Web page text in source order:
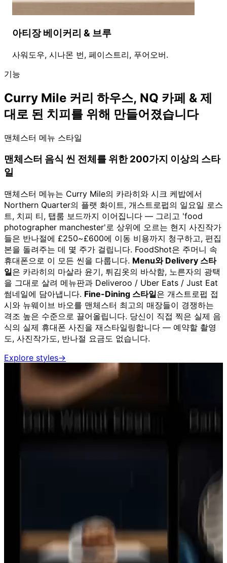
아티장 베이커리 & 브루
사워도우, 시나몬 번, 페이스트리, 푸어오버.
기능
Curry Mile 커리 하우스, NQ 카페 & 제
대로 된 치피를 위해 만들어졌습니다
맨체스터 메뉴 스타일
맨체스터 음식 씬 전체를 위한 200가지 이상의 스타
일
맨체스터 메뉴는 Curry Mile의 카라히와 시크 케밥에서
Northern Quarter의 플랫 화이트, 개스트로펍의 일요일 로스
트, 치피 티, 탭룸 보드까지 이어집니다 — 그리고 'food
photographer manchester'로 상위에 오르는 현지 사진작가
들은 반나절에 £250~£600에 이동 비용까지 청구하고, 편집
본을 돌려주는 데 몇 주가 걸립니다. FoodShot은 주머니 속
휴대폰으로 이 모든 씬을 다룹니다. Menu와 Delivery 스타
일은 카라히의 마살라 윤기, 튀김옷의 바삭함, 노른자의 광택
을 그대로 살려 메뉴판과 Deliveroo / Uber Eats / Just Eat
썸네일에 담아냅니다. Fine-Dining 스타일은 개스트로펍 접
시와 뉴웨이브 바오를 맨체스터 최고의 매장들이 경쟁하는
격조 높은 수준으로 끌어올립니다. 당신이 직접 찍은 실제 음
식의 실제 휴대폰 사진을 재스타일링합니다 — 예약할 촬영
도, 사진작가도, 반나절 요금도 없습니다.
Explore styles→